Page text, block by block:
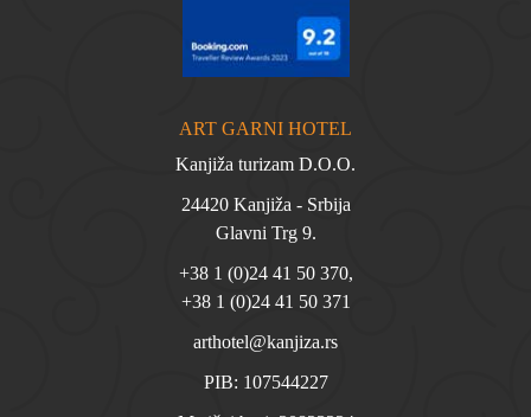
ART GARNI HOTEL
Kanjiža turizam D.O.O.
24420 Kanjiža - Srbija
Glavni Trg 9.
+38 1 (0)24 41 50 370,
+38 1 (0)24 41 50 371
arthotel@kanjiza.rs
PIB: 107544227